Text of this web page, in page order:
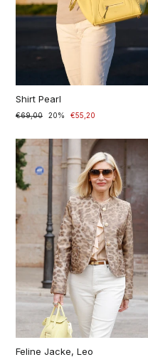
Shirt Pearl
Prezzo
€69,00
Prezzo
20% €55,20
Feline Jacke, Leo